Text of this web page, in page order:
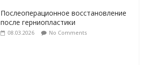
Послеоперационное восстановление
после герниопластики
08.03.2026 No Comments